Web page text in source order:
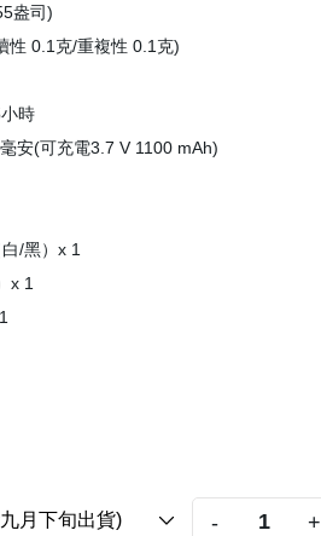
盎司)
性 0.1克/重複性 0.1克)
時
安(可充電3.7 V 1100 mAh)
/黑）x 1
x 1
- +